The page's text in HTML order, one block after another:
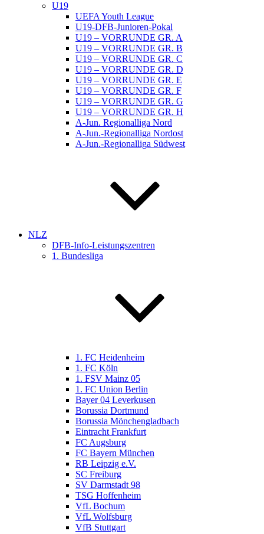
U19
UEFA Youth League
U19-DFB-Junioren-Pokal
U19 – VORRUNDE GR. A
U19 – VORRUNDE GR. B
U19 – VORRUNDE GR. C
U19 – VORRUNDE GR. D
U19 – VORRUNDE GR. E
U19 – VORRUNDE GR. F
U19 – VORRUNDE GR. G
U19 – VORRUNDE GR. H
A-Jun. Regionalliga Nord
A-Jun.-Regionalliga Nordost
A-Jun.-Regionalliga Südwest
NLZ
DFB-Info-Leistungszentren
1. Bundesliga
1. FC Heidenheim
1. FC Köln
1. FSV Mainz 05
1. FC Union Berlin
Bayer 04 Leverkusen
Borussia Dortmund
Borussia Mönchengladbach
Eintracht Frankfurt
FC Augsburg
FC Bayern München
RB Leipzig e.V.
SC Freiburg
SV Darmstadt 98
TSG Hoffenheim
VfL Bochum
VfL Wolfsburg
VfB Stuttgart